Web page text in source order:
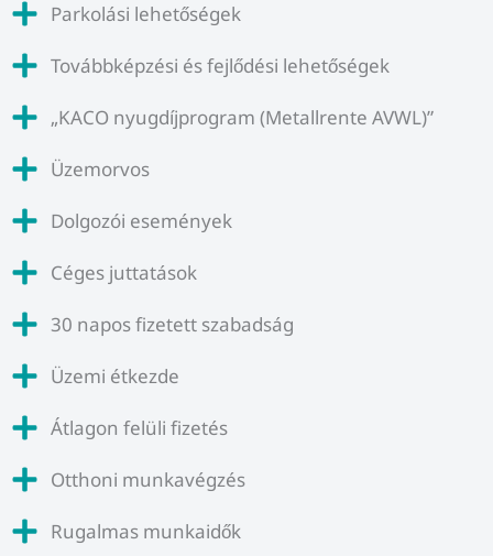
Parkolási lehetőségek
Továbbképzési és fejlődési lehetőségek
„KACO nyugdíjprogram (Metallrente AVWL)”
Üzemorvos
Dolgozói események
Céges juttatások
30 napos fizetett szabadság
Üzemi étkezde
Átlagon felüli fizetés
Otthoni munkavégzés
Rugalmas munkaidők